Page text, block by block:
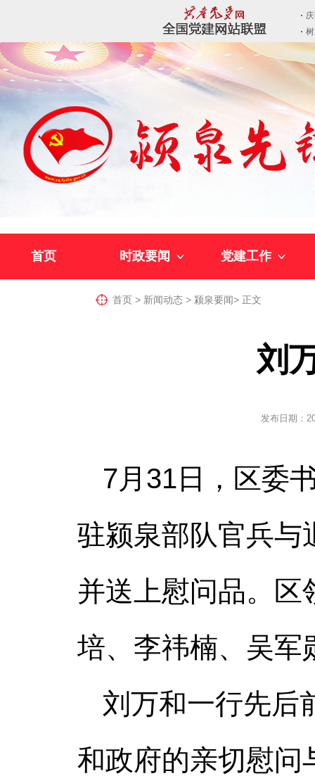
首页 时政要闻 党建工作
首页 > 新闻动态 > 颍泉要闻> 正文
刘
发布日期：
7月31日，区委
驻颍泉部队官兵与
并送上慰问品。区
培、李祎楠、吴军
刘万和一行先后
和政府的亲切慰问